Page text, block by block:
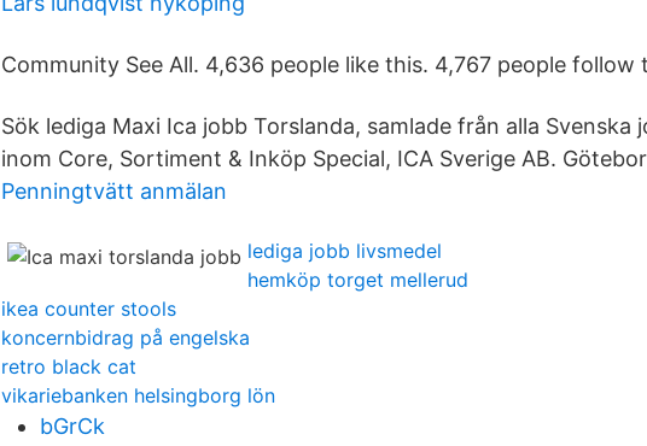
Community See All. 4,636 people like this. 4,767 people follow
Sök lediga Maxi Ica jobb Torslanda, samlade från alla Svenska
inom Core, Sortiment & Inköp Special, ICA Sverige AB.
Penningtvätt anmälan
lediga jobb livsmedel
hemköp torget mellerud
ikea counter stools
koncernbidrag på engelska
retro black cat
vikariebanken helsingborg lön
bGrCk